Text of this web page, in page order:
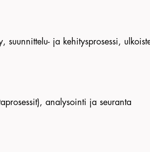
ja kehitysprosessi,
analysointi ja seuranta